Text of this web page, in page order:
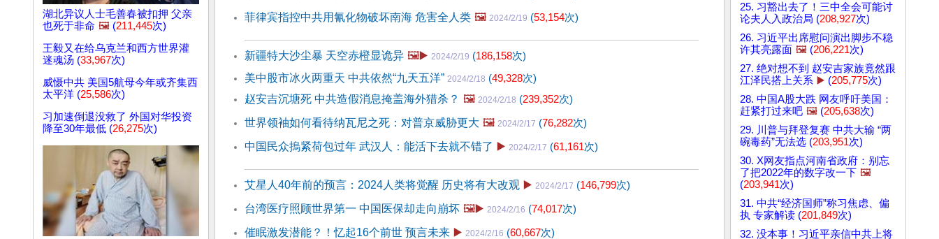
湖北异议人士毛善春被扣押 父亲
也死于非命 🖼️ (211,445次)
王毅又在给乌克兰和西方世界灌
迷魂汤 (33,967次)
威慑中共 美国5航母今年或齐集西
太平洋 (25,586次)
习加速倒退没救了 外国对华投资
降至30年最低 (26,275次)
菲律宾指控中共用氰化物破坏南海 危害全人类 🖼️ 2024/2/19 (53,154次)
新疆特大沙尘暴 天空赤橙显诡异 🖼️▶️ 2024/2/19 (186,158次)
美中股市冰火两重天 中共依然“九天五洋” 2024/2/18 (49,328次)
赵安吉沉塘死 中共造假消息掩盖海外猎杀？ 🖼️ 2024/2/18 (239,352次)
世界领袖如何看待纳瓦尼之死：对普京威胁更大 🖼️ 2024/2/17 (76,282次)
中国民众摀紧荷包过年 武汉人：能活下去就不错了 ▶️ 2024/2/17 (61,161次)
艾星人40年前的预言：2024人类将觉醒 历史将有大改观 ▶️ 2024/2/17 (146,799次)
台湾医疗照顾世界第一 中国医保却走向崩坏 🖼️▶️ 2024/2/16 (74,017次)
催眠激发潜能？！忆起16个前世 预言未来 ▶️ 2024/2/16 (60,667次)
25. 习豁出去了！三中全会可能讨
论夫人入政治局 (208,927次)
26. 习近平出席慰问演出脚步不稳
许其亮露面 🖼️ (206,221次)
27. 绝对想不到 赵安吉家族竟然跟
江泽民搭上关系 ▶️ (205,775次)
28. 中国A股大跌 网友呼吁美国：
赶紧打过来吧 🖼️ (205,638次)
29. 川普与拜登复赛 中共大输 “两
碗毒药”无法选 (203,951次)
30. X网友指点河南省政府：别忘
了把2022年的数字改一下 🖼️
(203,941次)
31. 中共“经济国师”称习焦虑、偏
执 专家解读 (201,849次)
32. 没本事！习近平亲信中共上将